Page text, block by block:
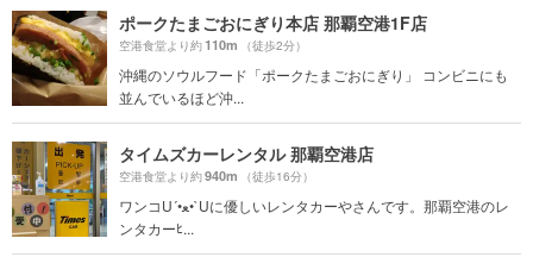
ポークたまごおにぎり本店 那覇空港1F店
空港食堂より約110m （徒歩2分）
沖縄のソウルフード「ポークたまごおにぎり」 コンビニにも
並んでいるほど沖...
タイムズカーレンタル 那覇空港店
空港食堂より約940m （徒歩16分）
ワンコU´•ﻌ•`Uに優しいレンタカーやさんです。那覇空港のレ
ンタカーﾋ...